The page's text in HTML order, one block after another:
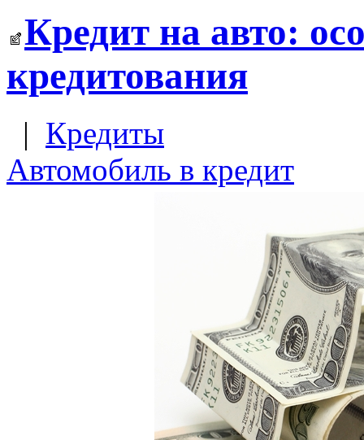
Кредит на авто:
кредитования
| Кредиты
Автомобиль в кредит